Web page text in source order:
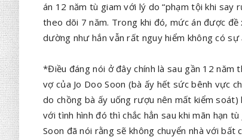
án 12 năm tù giam với lý do “phạm tội khi
theo dõi 7 năm. Trong khi đó, mức án được
dường như hắn vẫn rất nguy hiểm không có sự
*Điều đáng nói ở đây chính là sau gần 12 năm
vợ của Jo Doo Soon (bà ấy hết sức bênh vực
do chồng bà ấy uống rượu nên mất kiểm
với tình hình đó thì chắc hẳn sau khi mãn hạn
Soon đã nói rằng sẽ không chuyển nhà với bất